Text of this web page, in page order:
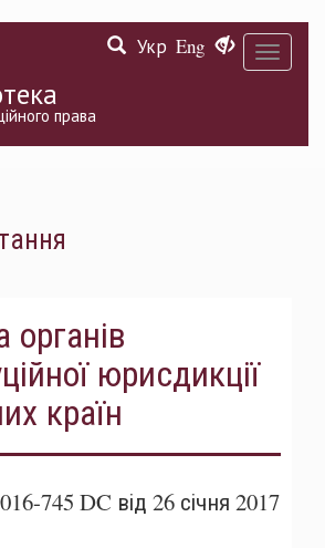
Toggle
Укр Eng
права
органів
юрисдикції
країн
745 DC від 26 січня 2017